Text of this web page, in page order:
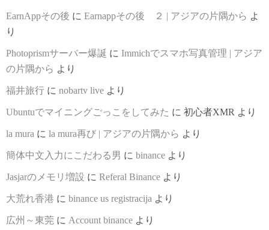
EarnAppその後 に Earnappその後 ２ | アジアの片隅から よ
り
Photoprismサーバー爆誕 に Immichでスマホ写真管理 | アジア
の片隅から より
福井旅行 に nobartv live より
Ubuntuでマイニングごっこをしてみた に 初心者XMR より
la mura に la mura再び | アジアの片隅から より
簡体中文入力にこだわる男 に binance より
Jasjarのメモリ増設 に Referal Binance より
大荒れ香港 に binance us registracija より
広州～東莞 に Account binance より